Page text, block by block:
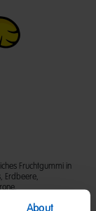
About
Fruchtgummi in
Erdbeere,